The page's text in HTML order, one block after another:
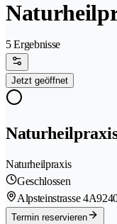
5 Ergebnisse
Jetzt geöffnet
Naturheilpraxis
Geschlossen
Alpsteinstrasse 4A
Termin reservieren